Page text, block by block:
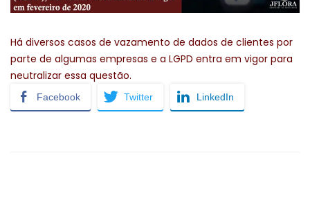
Há diversos casos de vazamento de dados de clientes por
parte de algumas empresas e a LGPD entra em vigor para
neutralizar essa questão.
Facebook Twitter LinkedIn